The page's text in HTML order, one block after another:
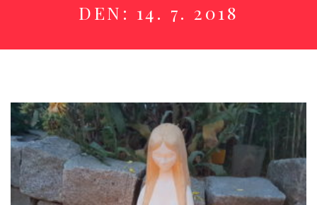
DEN: 14. 7. 2018